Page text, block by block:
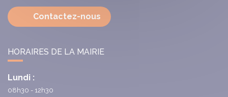
Contactez-nous
HORAIRES DE LA MAIRIE
Lundi :
08h30 - 12h30